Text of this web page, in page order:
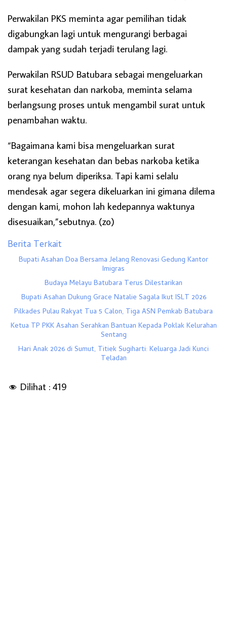
Perwakilan PKS meminta agar pemilihan tidak
digabungkan lagi untuk mengurangi berbagai
dampak yang sudah terjadi terulang lagi.
Perwakilan RSUD Batubara sebagai mengeluarkan
surat kesehatan dan narkoba, meminta selama
berlangsung proses untuk mengambil surat untuk
penambahan waktu.
“Bagaimana kami bisa mengeluarkan surat
keterangan kesehatan dan bebas narkoba ketika
orang nya belum diperiksa. Tapi kami selalu
mendesak agar segera dikeluarkan ini gimana dilema
dengan kami, mohon lah kedepannya waktunya
disesuaikan,”sebutnya. (zo)
Berita Terkait
Bupati Asahan Doa Bersama Jelang Renovasi Gedung Kantor
Imigras
Budaya Melayu Batubara Terus Dilestarikan
Bupati Asahan Dukung Grace Natalie Sagala Ikut ISLT 2026
Pilkades Pulau Rakyat Tua 5 Calon, Tiga ASN Pemkab Batubara
Ketua TP PKK Asahan Serahkan Bantuan Kepada Poklak Kelurahan
Sentang
Hari Anak 2026 di Sumut, Titiek Sugiharti: Keluarga Jadi Kunci
Teladan
Dilihat : 419